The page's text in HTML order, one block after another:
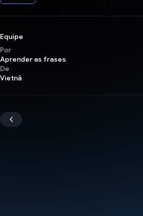
Equipe
Por
Aprender as frases
De
Vietnã